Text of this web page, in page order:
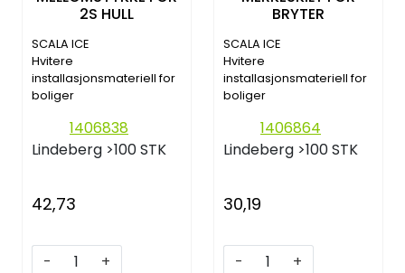
2S HULL
SCALA ICE
Hvitere
installasjonsmateriell for
boliger
1406838
Lindeberg >100 STK
42,73
- +
BRYTER
SCALA ICE
Hvitere
installasjonsmateriell for
boliger
1406864
Lindeberg >100 STK
30,19
- +